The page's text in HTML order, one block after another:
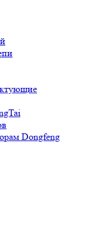
Dongfeng